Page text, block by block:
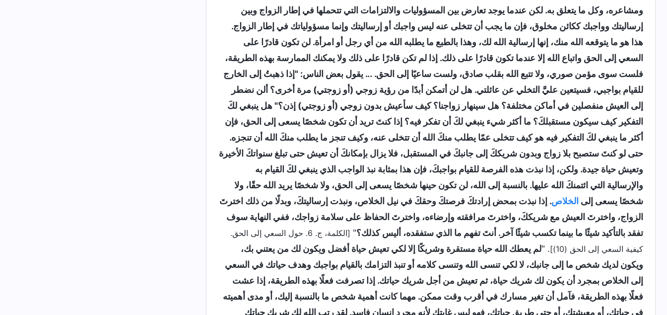
ومشاعره، وكل ما يتعلق به. لكن عندما يوجد تعارض بين المسؤوليات والالتزامات التي تتحملها في إطار الزواج وبين
إرساليتك وواجبك ككائن مخلوق، فإن ما يجب أن تتخلى عنه ليس واجبك أو إرساليتك وإنما مسؤولياتك في إطار الزواج.
هذا هو ما يتوقعه الله منك، إنها إرسالية الله لك، وهذا بالطبع ما يطلبه الله من أي رجل أو امرأة. لن تكون قادرًا على
السعي إلى الحق واتباع الله إلا عندما تكون قادرًا على ذلك. إذا لم تكن قادرًا على ذلك ولا يمكنك الممارسة بهذه الطريقة،
فلست سوى مؤمن صوري، ولا تتبع الله بقلب صادق، ولست ساعيًا إلى الحق. ... يقول بعض الناس: "إذا ذهبتُ إلى الخارج
للقيام بواجبي، فسيتعين عليَّ التخلي عن عائلتي. هل لن أتمكن أبدًا من رؤية زوجي (أو زوجتي) مرة أخرى؟ ألن نضطر
إلى العيش منفصلين في أماكن مختلفة؟ هل سينهار زواجنا؟ كيف سأعيش بدون زوجي (أو زوجتي) إذن؟" هل ينبغي لكَ
التفكير كيف سيكون مستقبلكَ؟ ما أكثر شيء ينبغي لكَ أن تفكر فيه؟ إذا كنتَ تريد أن تكون شخصًا يسعى إلى الحق، فإن
أكثر ما ينبغي لكَ التفكير فيه هو كيف تتخلى عمّا يطلب منكَ الله أن تتخلى عنه، وكيف تنجز ما يطلب منكَ الله أن تنجزه.
حتى لو كنتَ ستصبح بلا زواج وبدون شريككَ إلى جانبكَ في المستقبل، فلا يزال بإمكانكَ أن تعيش حتى تبلغ سنواتكَ الأخيرة
وتعيش حياة جيدة. ولكن، إذا نبذت هذه الفرصة للقيام بواجبكَ، فإن هذا بمثابة نبذ الواجب الذي ينبغي لكَ القيام به
والإرسالية التي ائتمنكَ الله عليها. بالنسبة إلى الله، لن تكون حينها شخصًا يسعى إلى الحق، ولا شخصًا يريد الله حقًا، ولا
شخصًا يسعى إلى الخلاص. إذا نبذت بمحض إرادتكَ فرصتكَ وحقكَ في نيل الخلاص، ونبذت إرساليتكَ، وبدلًا من ذلك اخترتَ
الزواج، واخترتَ العيش مع شريككَ، واخترتَ مرافقته وإرضاءه، واخترتَ الحفاظ على سلامة زواجك، ففي النهاية سوف
تفقد بالتأكيد شيئًا ما بينما تكسب شيئًا آخر. أنتَ تفهم ما الذي ستفقده، أليس كذلك؟"
[الكلمة، ج. 6. حول السعي إلى الحق.
كيفية السعي إلى الحق (10)]
. "لم يعطك الله حياة مستقرة وشريكًا إلا لكي تعيش حياة أفضل ويكون لك من يعتني بك،
ويكون لديك شخص ما إلى جانبك، لا لكي تنسى الله وتنسى كلامه أو تنبذ التزامك بالقيام بواجبك وهدف حياتك في السعي
إلى الخلاص بمجرد أن يكون لك شريك حياة، ثم تعيش من أجل شريك حياتك. إذا تصرفت فعلًا بهذه الطريقة، إذا عشت
فعلًا بهذه الطريقة، فآمل أن تغير مسارك في أقرب وقت ممكن. مهما كانت أهمية شخص ما بالنسبة إليك، أو مدى أهميته
في حياتك، أو معيشتك، أو حتى طريق حياتك، فهو ليس غايتك لأنه مجرد إنسان فاسد. لقد رتب الله لك شريك حياتك